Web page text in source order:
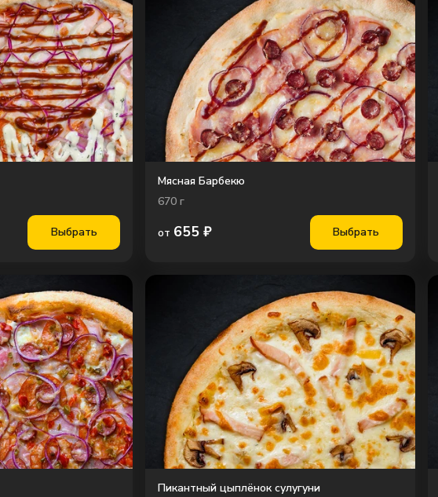
Выбрать
Мясная Барбекю
670 г
от 655₽ Выбрать
Пикантный цыплёнок сулугуни